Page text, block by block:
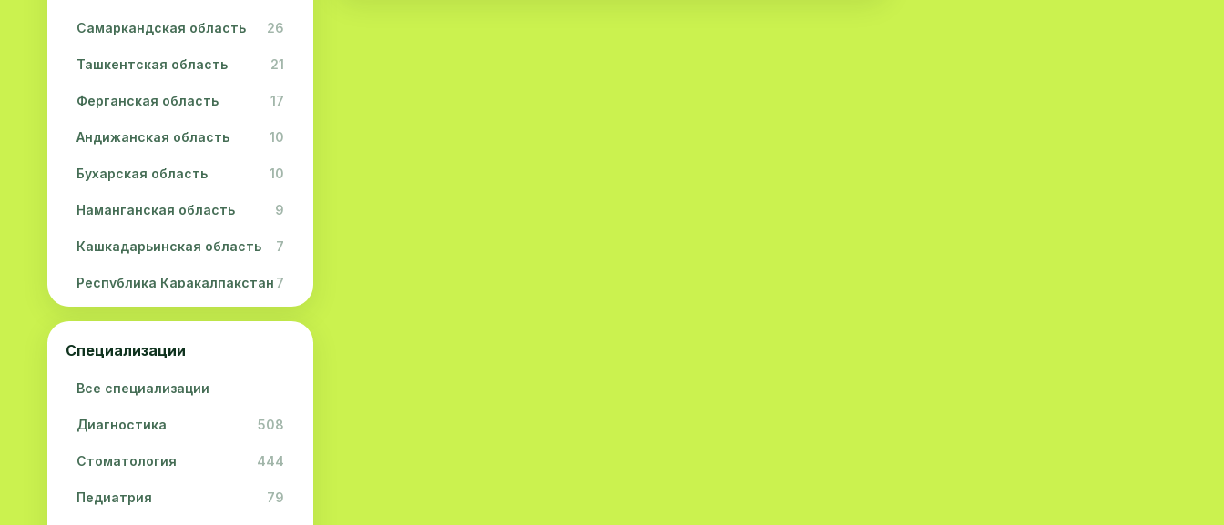
Самаркандская область 26
Ташкентская область 21
Ферганская область 17
Андижанская область 10
Бухарская область 10
Наманганская область 9
Кашкадарьинская область 7
Республика Каракалпакстан 7
Навоийская область 5
Джизакская область
Сурхандарьинская область
Сырдарьинская область 2
Хорезмская область 2
Специализации
Все специализации
Диагностика 508
Стоматология 444
Педиатрия 79